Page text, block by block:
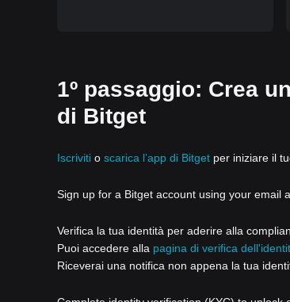
1º passaggio: Crea
di Bitget
Iscriviti o scarica l’app di Bitget per iniziare il
Sign up for a Bitget account using your email
Verifica la tua identità per aderire alla
Puoi accedere alla pagina di verifica
Riceverai una notifica non appena la tua